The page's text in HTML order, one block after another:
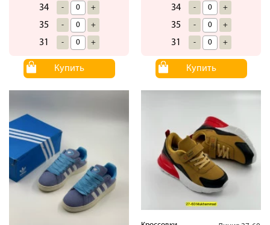
34 - +
35 - +
31 - +
Купить
34 - +
35 - +
31 - +
Купить